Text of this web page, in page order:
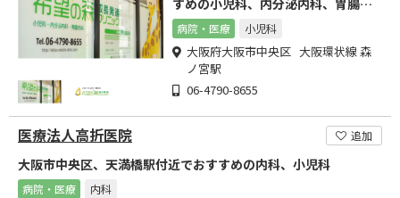
すめの小児科、内分泌内科、胃腸内
科病院・医療 小児科
大阪府大阪市中央区 大阪環状線 森
ノ宮駅
06-4790-8655
医療法人高折医院 追加
大阪市中央区、天満橋駅付近でおすすめの内科、小児科
病院・医療 内科